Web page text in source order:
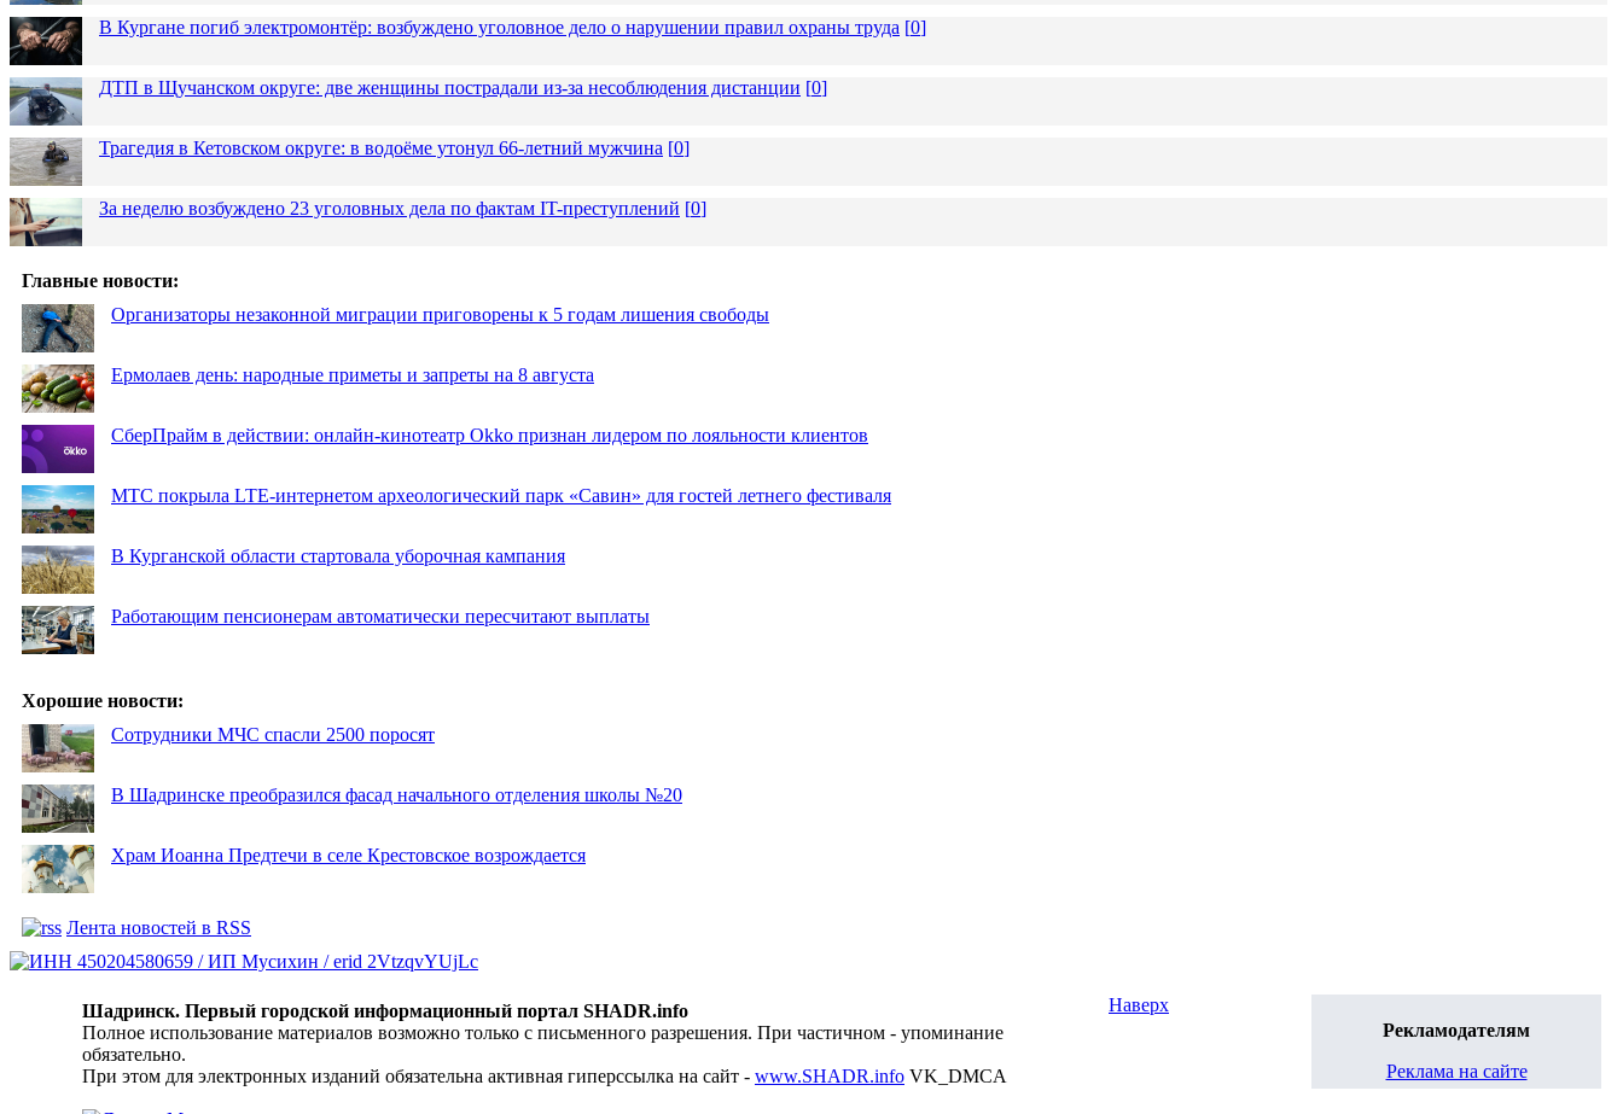
В Кургане погиб электромонтёр: возбуждено уголовное дело о нарушении правил охраны труда [0]
ДТП в Щучанском округе: две женщины пострадали из-за несоблюдения дистанции [0]
Трагедия в Кетовском округе: в водоёме утонул 66-летний мужчина [0]
За неделю возбуждено 23 уголовных дела по фактам IT-преступлений [0]
Главные новости:
Организаторы незаконной миграции приговорены к 5 годам лишения свободы
Ермолаев день: народные приметы и запреты на 8 августа
СберПрайм в действии: онлайн-кинотеатр Okko признан лидером по лояльности клиентов
МТС покрыла LTE-интернетом археологический парк «Савин» для гостей летнего фестиваля
В Курганской области стартовала уборочная кампания
Работающим пенсионерам автоматически пересчитают выплаты
Хорошие новости:
Сотрудники МЧС спасли 2500 поросят
В Шадринске преобразился фасад начального отделения школы №20
Храм Иоанна Предтечи в селе Крестовское возрождается
Лента новостей в RSS
Шадринск. Первый городской информационный портал SHADR.info
Полное использование материалов возможно только с письменного разрешения. При частичном - упоминание
обязательно.
При этом для электронных изданий обязательна активная гиперссылка на сайт - www.SHADR.info VK_DMCA
Рекламодателям
Реклама на сайте
Наверх